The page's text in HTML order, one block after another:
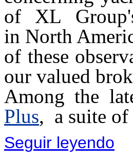
of XL
in North
of these
our valued
Among the
Plus, a suite of
Seguir leyendo